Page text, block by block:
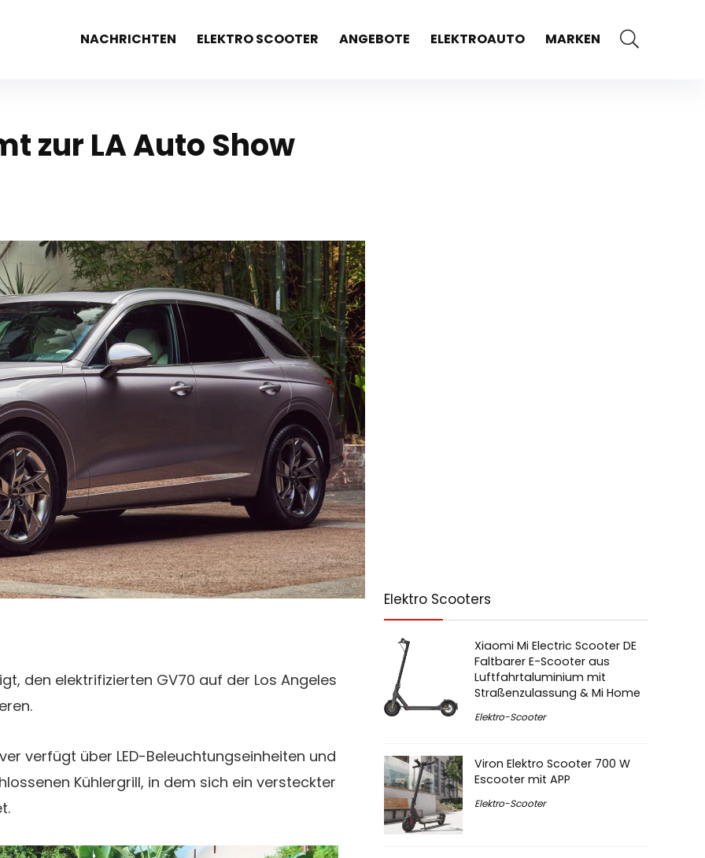
NACHRICHTEN ELEKTRO SCOOTER ANGEBOTE ELEKTROAUTO MARKEN
zur LA Auto Show
den elektrifizierten GV70 auf der Los Angeles
verfügt über LED-Beleuchtungseinheiten und
Kühlergrill, in dem sich ein versteckter
Elektro Scooters
Xiaomi Mi Electric Scooter DE
Faltbarer E-Scooter aus
Luftfahrtaluminium mit
Straßenzulassung & Mi Home
Elektro-Scooter
Viron Elektro Scooter 700 W
Escooter mit APP
Elektro-Scooter